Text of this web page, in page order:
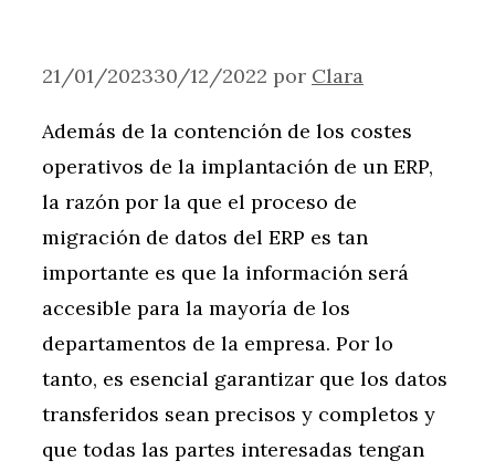
21/01/202330/12/2022 por Clara
Además de la contención de los costes
operativos de la implantación de un ERP,
la razón por la que el proceso de
migración de datos del ERP es tan
importante es que la información será
accesible para la mayoría de los
departamentos de la empresa. Por lo
tanto, es esencial garantizar que los datos
transferidos sean precisos y completos y
que todas las partes interesadas tengan